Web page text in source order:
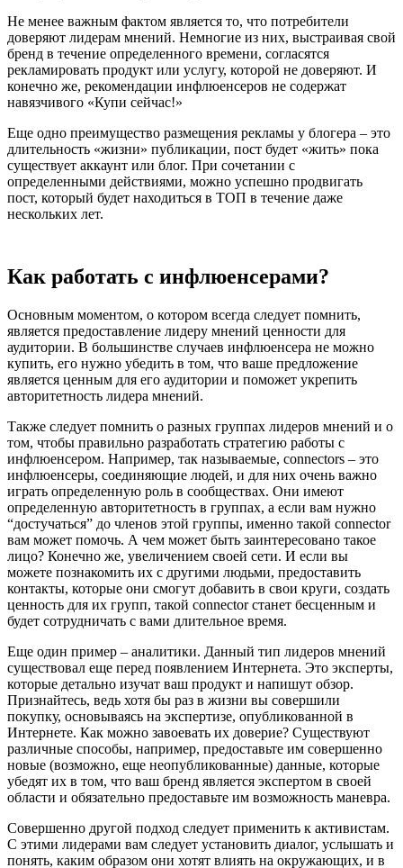
Не менее важным фактом является то, что потребители
доверяют лидерам мнений. Немногие из них, выстраивая свой
бренд в течение определенного времени, согласятся
рекламировать продукт или услугу, которой не доверяют. И
конечно же, рекомендации инфлюенсеров не содержат
навязчивого «Купи сейчас!»
Еще одно преимущество размещения рекламы у блогера – это
длительность «жизни» публикации, пост будет «жить» пока
существует аккаунт или блог. При сочетании с
определенными действиями, можно успешно продвигать
пост, который будет находиться в ТОП в течение даже
нескольких лет.
Как работать с инфлюенсерами?
Основным моментом, о котором всегда следует помнить,
является предоставление лидеру мнений ценности для
аудитории. В большинстве случаев инфлюенсера не можно
купить, его нужно убедить в том, что ваше предложение
является ценным для его аудитории и поможет укрепить
авторитетность лидера мнений.
Также следует помнить о разных группах лидеров мнений и о
том, чтобы правильно разработать стратегию работы с
инфлюенсером. Например, так называемые, connectors – это
инфлюенсеры, соединяющие людей, и для них очень важно
играть определенную роль в сообществах. Они имеют
определенную авторитетность в группах, а если вам нужно
“достучаться” до членов этой группы, именно такой connector
вам может помочь. А чем может быть заинтересовано такое
лицо? Конечно же, увеличением своей сети. И если вы
можете познакомить их с другими людьми, предоставить
контакты, которые они смогут добавить в свои круги, создать
ценность для их групп, такой connector станет бесценным и
будет сотрудничать с вами длительное время.
Еще один пример – аналитики. Данный тип лидеров мнений
существовал еще перед появлением Интернета. Это эксперты,
которые детально изучат ваш продукт и напишут обзор.
Признайтесь, ведь хотя бы раз в жизни вы совершили
покупку, основываясь на экспертизе, опубликованной в
Интернете. Как можно завоевать их доверие? Существуют
различные способы, например, предоставьте им совершенно
новые (возможно, еще неопубликованные) данные, которые
убедят их в том, что ваш бренд является экспертом в своей
области и обязательно предоставьте им возможность маневра.
Совершенно другой подход следует применить к активистам.
С этими лидерами вам следует установить диалог, услышать и
понять, каким образом они хотят влиять на окружающих, и в